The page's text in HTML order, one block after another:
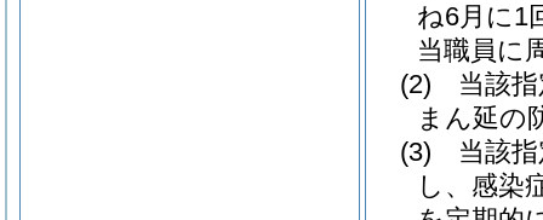
ね6月に1
当職員に
(2)
当該
まん延の
(3)
当該
し、感染